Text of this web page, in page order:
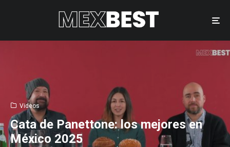
Videos
Cata de Panettone: los mejores en
México 2025